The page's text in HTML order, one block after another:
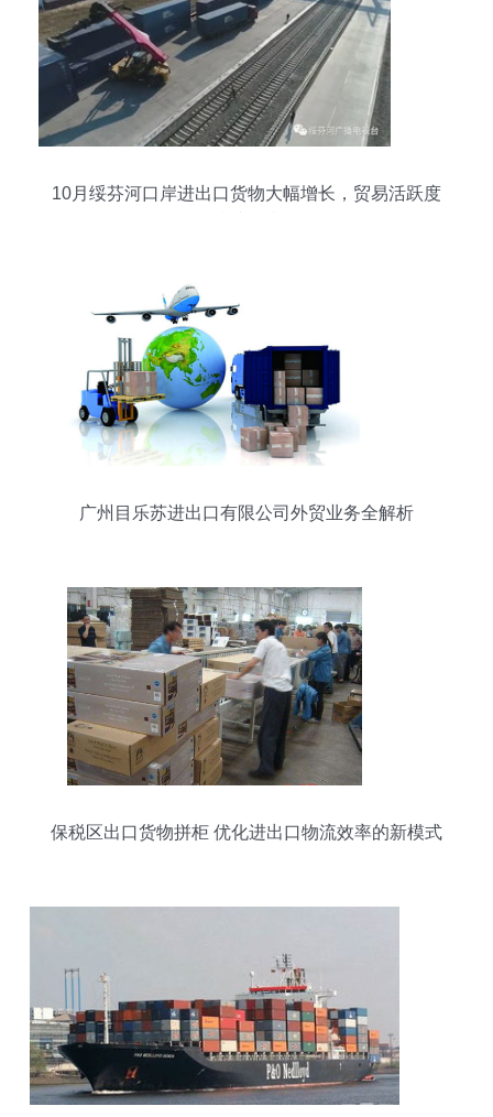
10月绥芬河口岸进出口货物大幅增长，贸易活跃度
广州目乐苏进出口有限公司外贸业务全解析
保税区出口货物拼柜 优化进出口物流效率的新模式